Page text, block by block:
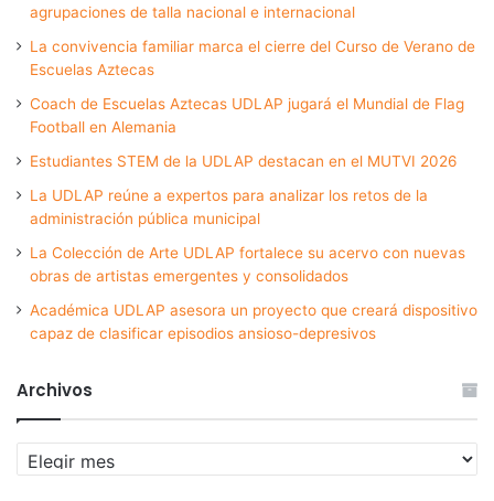
agrupaciones de talla nacional e internacional
La convivencia familiar marca el cierre del Curso de Verano de
Escuelas Aztecas
Coach de Escuelas Aztecas UDLAP jugará el Mundial de Flag
Football en Alemania
Estudiantes STEM de la UDLAP destacan en el MUTVI 2026
La UDLAP reúne a expertos para analizar los retos de la
administración pública municipal
La Colección de Arte UDLAP fortalece su acervo con nuevas
obras de artistas emergentes y consolidados
Académica UDLAP asesora un proyecto que creará dispositivo
capaz de clasificar episodios ansioso-depresivos
Archivos
Archivos